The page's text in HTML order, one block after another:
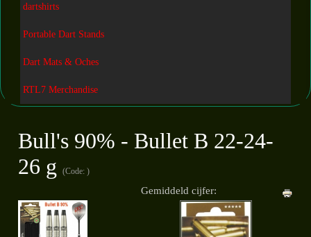
dartshirts
Portable Dart Stands
Dart Mats & Oches
RTL7 Merchandise
Bull's 90% - Bullet B 22-24-
26 g
(Code: )
Gemiddeld cijfer: